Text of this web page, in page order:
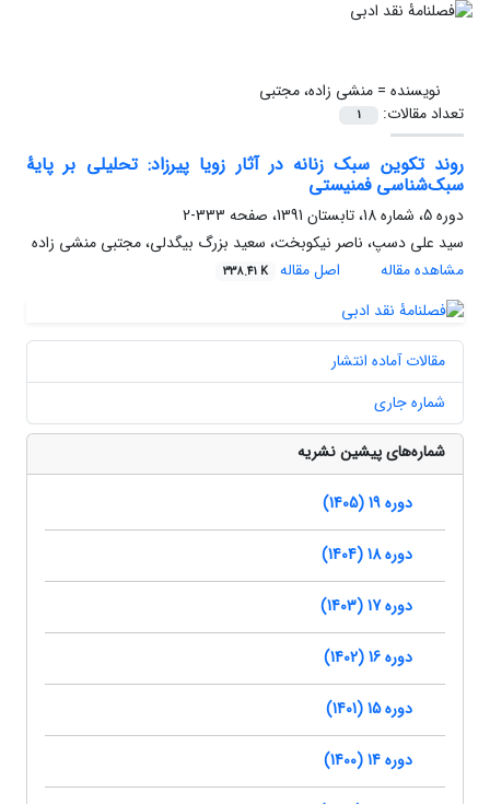
نویسنده =منشی زاده، مجتبی
تعداد مقالات:
1
روند تکوین سبک زنانه در آثار زویا پیرزاد: تحلیلی بر پایۀ
سبک‌شناسی فمنیستی
دوره 5، شماره 18، تابستان 1391، صفحه
333-2
سید علی دسپ، ناصر نیکوبخت، سعید بزرگ بیگدلی، مجتبی منشی زاده
مشاهده مقاله
اصل مقاله 338.41 K
مقالات آماده انتشار
شماره جاری
شماره‌های پیشین نشریه
دوره 19 (1405)
دوره 18 (1404)
دوره 17 (1403)
دوره 16 (1402)
دوره 15 (1401)
دوره 14 (1400)